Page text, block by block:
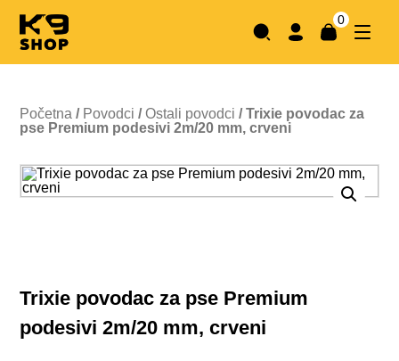
0
Početna / Povodci /Ostali povodci / Trixie povodac za
pse Premium podesivi 2m/20 mm, crveni
Trixie povodac za pse Premium
podesivi 2m/20 mm, crveni